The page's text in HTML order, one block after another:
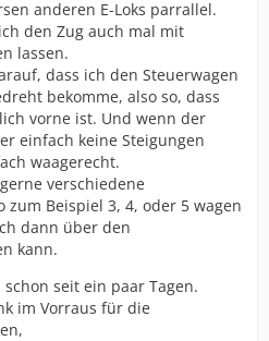
anderen E-Loks parrallel.
den Zug auch mal mit
lassen.
dass ich den Steuerwagen
bekomme, also so, dass
vorne ist. Und wenn der
einfach keine Steigungen
waagerecht.
verschiedene
Beispiel 3, 4, oder 5 wagen
dann über den
kann.
seit ein paar Tagen.
im Vorraus für die